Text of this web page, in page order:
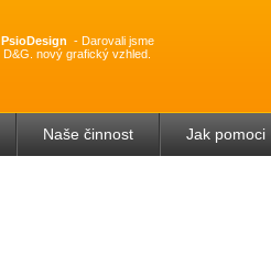
PsioDesign
Darovali jsme
D&G. nový grafický vzhled.
Naše činnost Jak pomoci